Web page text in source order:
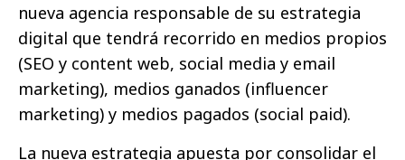
nueva agencia responsable de su estrategia
digital que tendrá recorrido en medios propios
(SEO y content web, social media y email
marketing), medios ganados (influencer
marketing) y medios pagados (social paid).
La nueva estrategia apuesta por consolidar el